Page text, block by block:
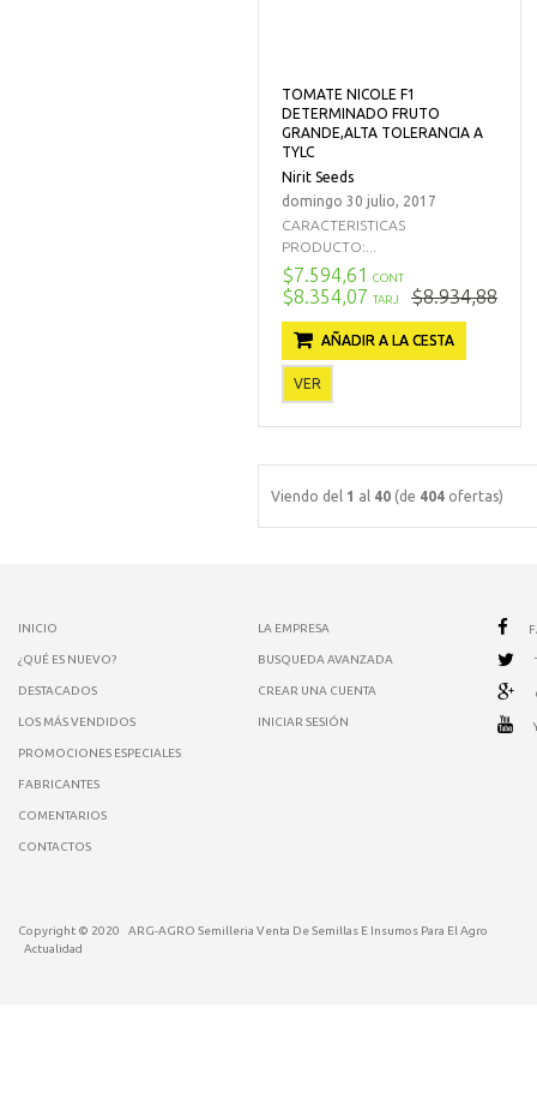
TOMATE NICOLE F1
DETERMINADO FRUTO
GRANDE,ALTA TOLERANCIA A
TYLC
Nirit Seeds
domingo 30 julio, 2017
CARACTERISTICAS
PRODUCTO:...
$7.594,61 CONT
$8.354,07 TARJ $8.934,88
AÑADIR A LA CESTA
VER
Viendo del 1 al 40 (de 404 ofertas)
INICIO
¿QUÉ ES NUEVO?
DESTACADOS
LOS MÁS VENDIDOS
PROMOCIONES ESPECIALES
FABRICANTES
COMENTARIOS
CONTACTOS
LA EMPRESA
BUSQUEDA AVANZADA
CREAR UNA CUENTA
INICIAR SESIÓN
Copyright © 2020
ARG-AGRO Semilleria Venta De Semillas E Insumos Para El Agro
Actualidad